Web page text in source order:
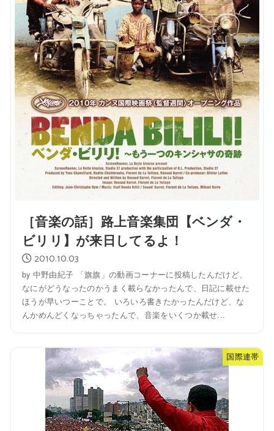
［音楽の話］路上音楽集団【ベンダ・
ビリリ】が来日してるよ！
2010.10.03
by 中野由紀子 「旗旗」の動画コーナーに投稿したんだけど、
なにがどうなったのかうまく載らなかったんで、日記に載せた
ほうが早いつーことで。 いろいろ書きたかったんだけど、な
んかめんどくなっちゃったんで、音楽をいくつか載せ...
国際連帯